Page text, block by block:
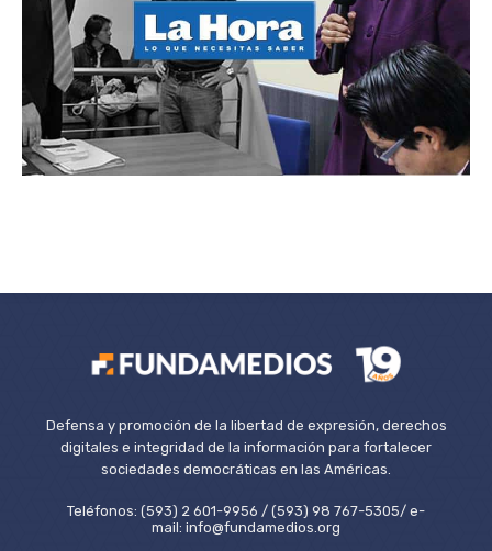
Defensa y promoción de la libertad de expresión, derechos
digitales e integridad de la información para fortalecer
sociedades democráticas en las Américas.
Teléfonos: (593) 2 601-9956 / (593) 98 767-5305/ e-
mail: info@fundamedios.org